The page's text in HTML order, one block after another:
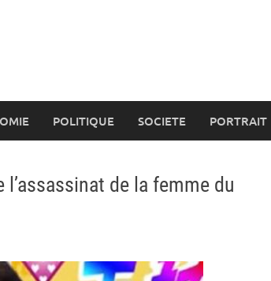
POLITIQUE SOCIETE PORTRAIT
de la femme du